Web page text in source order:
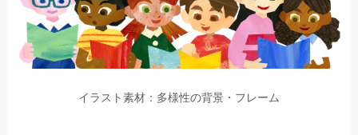
イラスト素材：多様性の背景・フレーム